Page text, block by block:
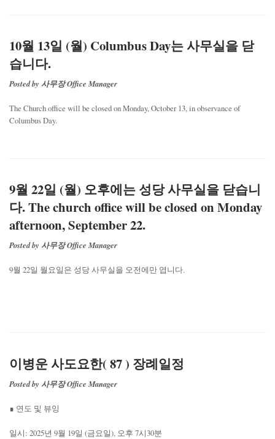
10월 13일 (월) Columbus Day는 사무실을 닫
습니다.
Posted by 사무장 Office Manager
The Church office will be closed on Monday, October 13, in observance of
Columbus Day.
9월 22일 (월) 오후에는 성당 사무실을 닫습니
다. The church office will be closed on Monday
afternoon, September 22.
Posted by 사무장 Office Manager
9월 22일 월요일은 성당 사무실을 오전에만 엽니다.
이병운 사도요한( 87 ) 장례일정
Posted by 사무장 Office Manager
∎ 연도 및 뷰잉
일시: 2025년 9월 19일 (금요일), 오후 7시30분